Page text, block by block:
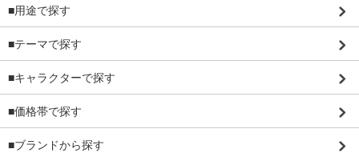
■用途で探す
■テーマで探す
■キャラクターで探す
■価格帯で探す
■ブランドから探す